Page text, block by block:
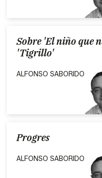
Sobre 'El niño que
'Tigrillo'
ALFONSO SABORIDO
Progres
ALFONSO SABORIDO